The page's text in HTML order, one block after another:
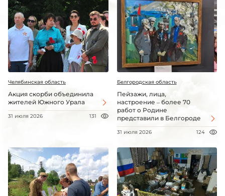
Челябинская область
Акция скорби объединила
жителей Южного Урала
31 июля 2026 131
Белгородская область
Пейзажи, лица,
настроение – более 70
работ о Родине
представили в Белгороде
31 июля 2026 124